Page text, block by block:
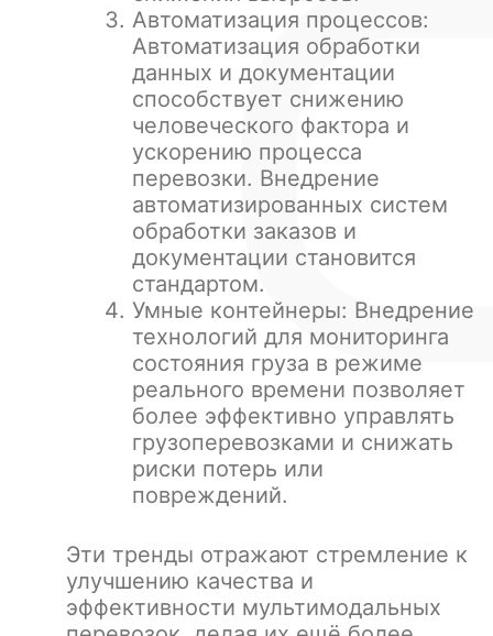
Автоматизация процессов:
Автоматизация обработки
данных и документации
способствует снижению
человеческого фактора и
ускорению процесса
перевозки. Внедрение
автоматизированных систем
обработки заказов и
документации становится
стандартом.
Умные контейнеры: Внедрение
технологий для мониторинга
состояния груза в режиме
реального времени позволяет
более эффективно управлять
грузоперевозками и снижать
риски потерь или
повреждений.
Эти тренды отражают стремление к
улучшению качества и
эффективности мультимодальных